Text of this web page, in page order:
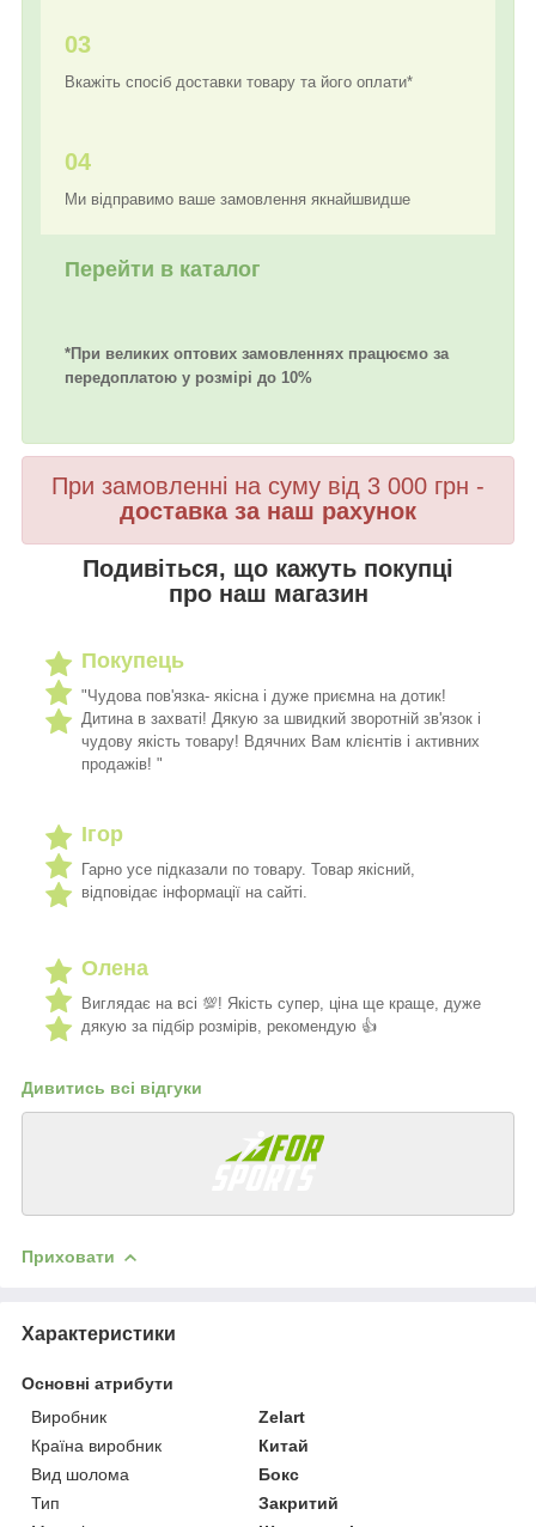
03
Вкажіть спосіб доставки товару та його оплати*
04
Ми відправимо ваше замовлення якнайшвидше
Перейти в каталог
*При великих оптових замовленнях працюємо за
передоплатою у розмірі до 10%
При замовленні на суму від 3 000 грн -
доставка за наш рахунок
Подивіться, що кажуть покупці
про наш магазин
Покупець
"Чудова пов'язка- якісна і дуже приємна на дотик!
Дитина в захваті! Дякую за швидкий зворотній зв'язок і
чудову якість товару! Вдячних Вам клієнтів і активних
продажів! "
Ігор
Гарно усе підказали по товару. Товар якісний,
відповідає інформації на сайті.
Олена
Виглядає на всі 💯! Якість супер, ціна ще краще, дуже
дякую за підбір розмірів, рекомендую 👍
Дивитись всі відгуки
Приховати
Характеристики
Основні атрибути
Виробник
Zelart
Країна виробник
Китай
Вид шолома
Бокс
Тип
Закритий